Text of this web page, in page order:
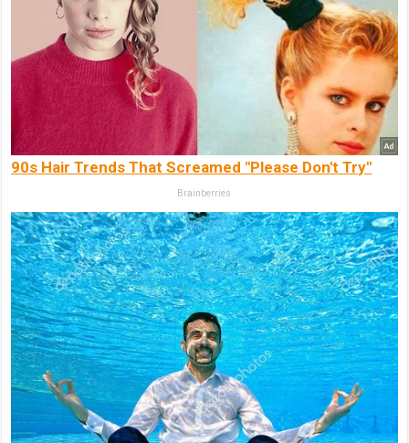
90s Hair Trends That Screamed "Please Don't Try"
Brainberries